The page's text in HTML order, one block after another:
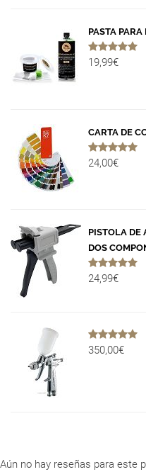
PASTA
19,99€
CARTA DE
24,00€
PISTOLA DE
DOS
24,99€
350,00€
Aún no hay reseñas para este